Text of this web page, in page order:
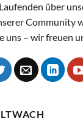
über
Community
uns – wir freuen